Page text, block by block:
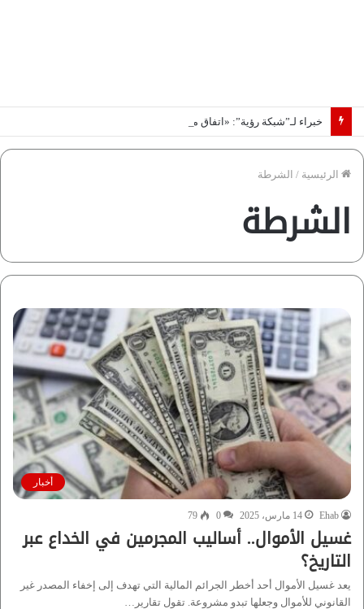
خبراء لـ”شبكة رؤية”: «اتفاق مكة» يغيّر قواعد اللعبة بالشرق الأوسط
الرئيسية / الشرطة
الشرطة
أخبار
Ehab 14 مارس، 2025 0
79
غسيل الأموال.. أساليب المجرمين في الخداع عبر
التاريخ؟
يعد غسيل الأموال أحد أخطر الجرائم المالية التي تهدف إلى إخفاء المصدر غير
القانوني للأموال وجعلها تبدو مشروعة. تقول تقارير…